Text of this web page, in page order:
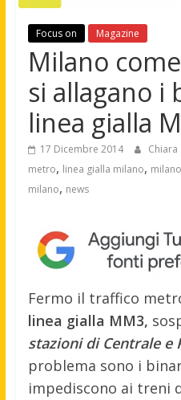
gay
news
moda
maschile
Focus on Magazine
Milano
si allagano i
linea gialla
17 Dicembre 2014 Chiara
metro, linea gialla milano,
milano, news
Fermo il traffico
linea gialla MM3,
stazioni di Centrale e
problema sono i
impediscono ai treni